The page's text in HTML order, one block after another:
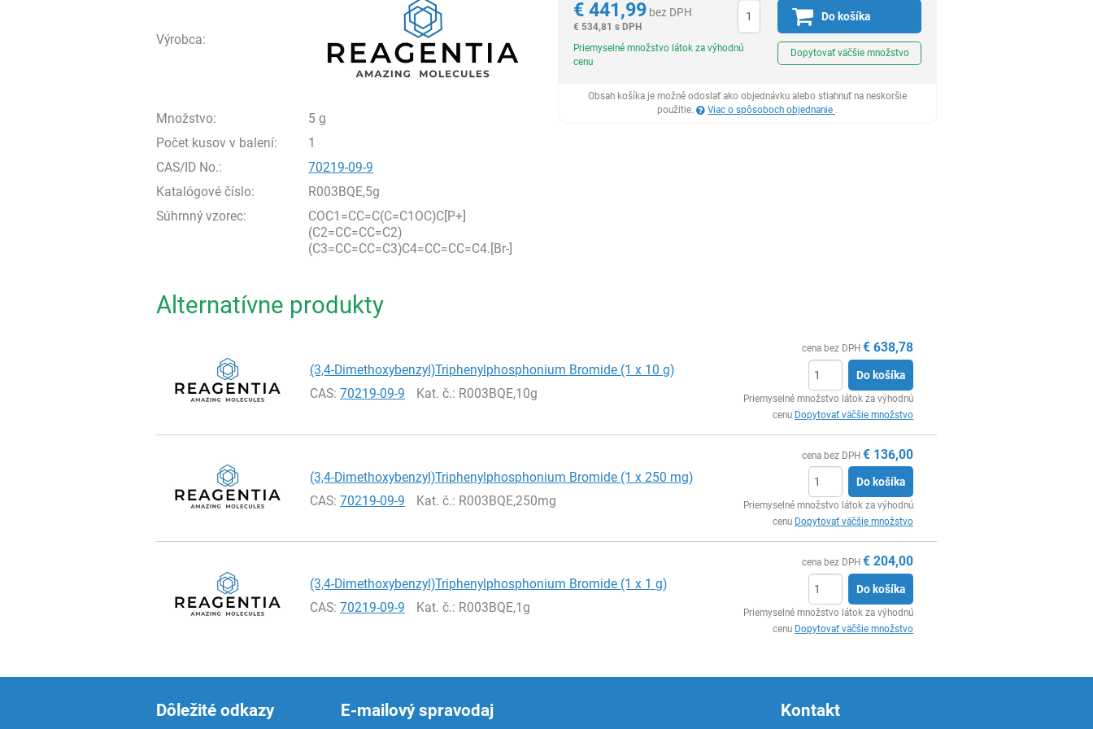
Výrobca:
Množstvo:
5 g
Počet kusov v balení:
1
CAS/ID No.:
70219-09-9
Katalógové číslo:
R003BQE,5g
Súhrnný vzorec:
COC1=CC=C(C=C1OC)C[P+]
(C2=CC=CC=C2)
(C3=CC=CC=C3)C4=CC=CC=C4.[Br-]
€441,99 bez DPH
€ 534,81 s DPH
Ks
Do košíka
Priemyselné množstvo látok za výhodnú
cenu
Dopytovať väčšie množstvo
Obsah košíka je možné odoslať ako objednávku alebo stiahnuť na neskoršie
použitie.
Viac o spôsoboch objednanie .
Alternatívne produkty
(3,4-Dimethoxybenzyl)Triphenylphosphonium Bromide (1 x 10 g)
CAS:70219-09-9 Kat. č.: R003BQE,10g
cena bez DPH € 638,78
Do košíka
Priemyselné množstvo látok za výhodnú
cenu Dopytovať väčšie množstvo
(3,4-Dimethoxybenzyl)Triphenylphosphonium Bromide (1 x 250 mg)
CAS:70219-09-9 Kat. č.: R003BQE,250mg
cena bez DPH € 136,00
Do košíka
Priemyselné množstvo látok za výhodnú
cenu Dopytovať väčšie množstvo
(3,4-Dimethoxybenzyl)Triphenylphosphonium Bromide (1 x 1 g)
CAS:70219-09-9 Kat. č.: R003BQE,1g
cena bez DPH € 204,00
Do košíka
Priemyselné množstvo látok za výhodnú
cenu Dopytovať väčšie množstvo
Dôležité odkazy E-mailový spravodaj Kontakt